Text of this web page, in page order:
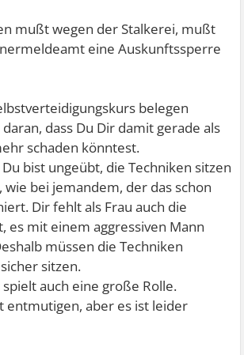
mußt wegen der Stalkerei, mußt
eine Auskunftssperre
belegen
dass Du Dir damit gerade als
schaden könntest.
bist ungeübt, die Techniken sitzen
wie bei jemandem, der das schon
Dir fehlt als Frau auch die
es mit einem aggressiven Mann
müssen die Techniken
sitzen.
auch eine große Rolle.
entmutigen, aber es ist leider